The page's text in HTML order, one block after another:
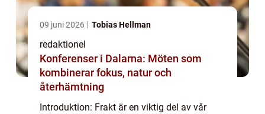
09 juni 2026 Tobias Hellman
redaktionel
Konferenser i Dalarna: Möten som
kombinerar fokus, natur och
återhämtning
Introduktion: Frakt är en viktig del av vår